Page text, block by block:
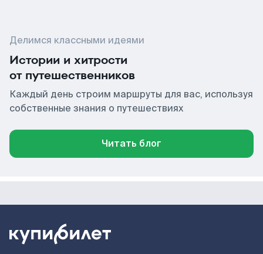
Делимся классными идеями
Истории и хитрости
от путешественников
Каждый день строим маршруты для вас, используя
собственные знания о путешествиях
Читать блог